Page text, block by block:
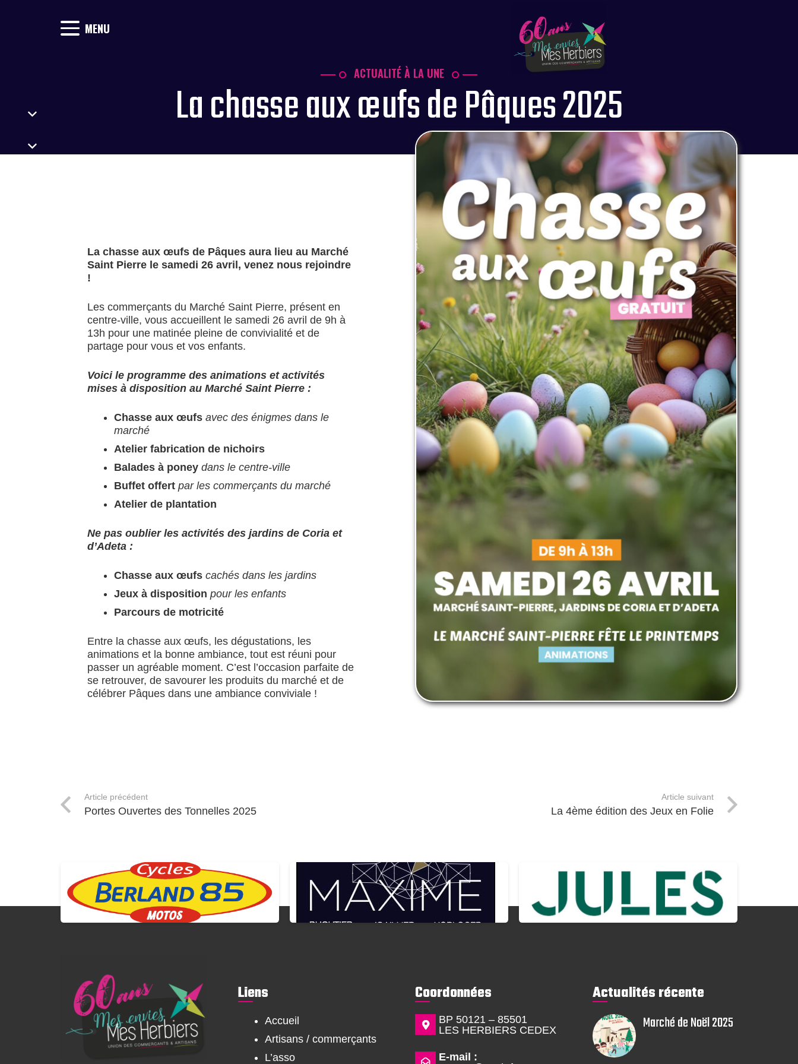
MENU
ACTUALITÉ À LA UNE
La chasse aux œufs de Pâques 2025
La chasse aux œufs de Pâques aura lieu au Marché
Saint Pierre le samedi 26 avril, venez nous rejoindre
!
Les commerçants du Marché Saint Pierre, présent en
centre-ville, vous accueillent le samedi 26 avril de 9h à
13h pour une matinée pleine de convivialité et de
partage pour vous et vos enfants.
Voici le programme des animations et activités
mises à disposition au Marché Saint Pierre :
Chasse aux œufs avec des énigmes dans le
marché
Atelier fabrication de nichoirs
Balades à poney dans le centre-ville
Buffet offert par les commerçants du marché
Atelier de plantation
Ne pas oublier les activités des jardins de Coria et
d’Adeta :
Chasse aux œufs cachés dans les jardins
Jeux à disposition pour les enfants
Parcours de motricité
Entre la chasse aux œufs, les dégustations, les
animations et la bonne ambiance, tout est réuni pour
passer un agréable moment. C’est l’occasion parfaite de
se retrouver, de savourer les produits du marché et de
célébrer Pâques dans une ambiance conviviale !
Article précédent
Portes Ouvertes des Tonnelles 2025
Article suivant
La 4ème édition des Jeux en Folie
Liens
Accueil
Artisans / commerçants
L’asso
Coordonnées
BP 50121 – 85501
LES HERBIERS CEDEX
E-mail :
Actualités récente
Marché de Noël 2025